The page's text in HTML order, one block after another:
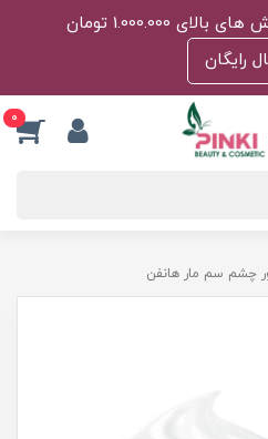
1.000.000 تومان
رایگان
0
چشم سم مار هانفن